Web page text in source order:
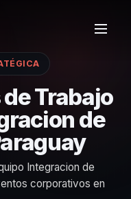
Trabajo
de
Integracion de
corporativos en